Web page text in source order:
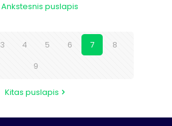
Ankstesnis puslapis
3 4 5 6 7
8
9
Kitas puslapis